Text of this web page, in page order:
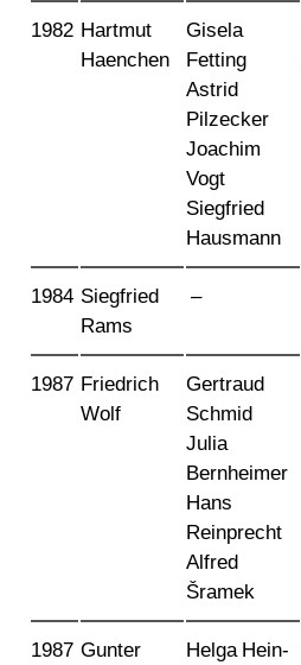
1982 Hartmut
Haenchen
Gisela
Fetting
Astrid
Pilzecker
Joachim
Vogt
Siegfried
Hausmann
1984 Siegfried
Rams
–
1987 Friedrich
Wolf
Gertraud
Schmid
Julia
Bernheimer
Hans
Reinprecht
Alfred
Šramek
1987 Gunter
Helga Hein-